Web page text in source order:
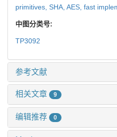
primitives, SHA, AES, fast
中图分类号:
TP3092
参考文献
相关文章 9
编辑推荐 0